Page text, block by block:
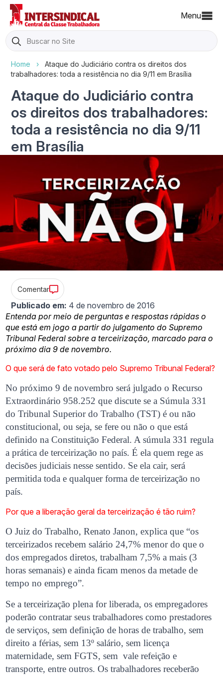
Menu
Search
for:
Home ›
Ataque do Judiciário contra os direitos dos
trabalhadores: toda a resistência no dia 9/11 em Brasília
Ataque do Judiciário contra
os direitos dos trabalhadores:
toda a resistência no dia 9/11
em Brasília
Comentar
Publicado em: 4 de novembro de 2016
Entenda por meio de perguntas e respostas rápidas o
que está em jogo a partir do julgamento do Supremo
Tribunal Federal sobre a terceirização, marcado para o
próximo dia 9 de novembro.
O que será de fato votado pelo Supremo Tribunal Federal?
No próximo 9 de novembro será julgado o Recurso
Extraordinário 958.252 que discute se a Súmula 331
do Tribunal Superior do Trabalho (TST) é ou não
constitucional, ou seja, se fere ou não o que está
definido na Constituição Federal. A súmula 331 regula
a prática de terceirização no país. É ela quem rege as
decisões judiciais nesse sentido. Se ela cair, será
permitida toda e qualquer forma de terceirização no
país.
Por que a liberação geral da terceirização é tão ruim?
O Juiz do Trabalho, Renato Janon, explica que “os
terceirizados recebem salário 24,7% menor do que o
dos empregados diretos, trabalham 7,5% a mais (3
horas semanais) e ainda ficam menos da metade de
tempo no emprego”.
Se a terceirização plena for liberada, os empregadores
poderão contratar seus trabalhadores como prestadores
de serviços, sem definição de horas de trabalho, sem
direito a férias, sem 13º salário, sem licença
maternidade, sem FGTS, sem vale refeição e
transporte, entre outros. Os trabalhadores receberão